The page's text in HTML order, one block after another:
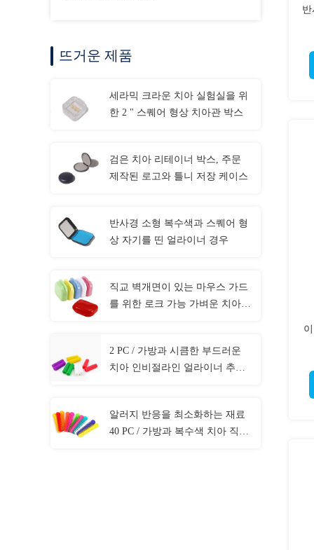
뜨거운 제품
세라믹 크라운 치아 실험실을 위
한 2 " 스퀘어 형상 치아관 박스
검은 치아 리테이너 박스, 주문
제작된 로고와 틀니 저장 케이스
반사경 소형 복수색과 스퀘어 형
상 자기를 띤 얼라이너 경우
직교 벽개면이 있는 마우스 가드
를 위한 로크 가능 가벼운 치아
2 PC / 가방과 시큼한 부드러운
치아 인비절라인 얼라이너 추리
알러지 반응을 최소화하는 재료
40 PC / 가방과 복수색 치아 직교